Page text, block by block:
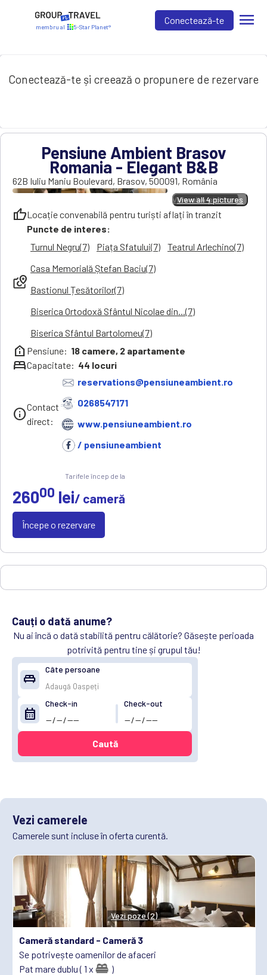
membru al 5-Star Planet®
Conectează-te menu
Conectează-te și creează o propunere de rezervare
Pensiune Ambient Brasov
Romania - Elegant B&B
62B Iuliu Maniu Boulevard, Brasov, 500091, România
View all 4 pictures
View all 4 pictures
thumb_upLocație convenabilă pentru turiști aflați în tranzit
local_see
Puncte de interes:
Turnul Negru(7)
Piața Sfatului(7)
Teatrul Arlechino(7)
Casa Memorială Ștefan Baciu(7)
Bastionul Țesătorilor(7)
Biserica Ortodoxă Sfântul Nicolae din...(7)
Biserica Sfântul Bartolomeu(7)
help_clinic Pensiune: 18 camere, 2 apartamente
bedCapacitate: 44 locuri
infoContact
direct:
reservations@pensiuneambient.ro
0268547171
www.pensiuneambient.ro
/ pensiuneambient
Tarifele încep de la
26000 lei/ cameră
Începe o rezervare
Cauți o dată anume?
Nu ai încă o dată stabilită pentru călătorie? Găsește perioada
potrivită pentru tine și grupul tău!
king_bed
Câte persoane
calendar_month
Check-in Check-out
Caută
Vezi camerele
Camerele sunt incluse în oferta curentă.
Vezi poze (2)
Cameră standard - Cameră 3
Se potrivește oamenilor de afaceri
Pat mare dublu ( 1 x
)